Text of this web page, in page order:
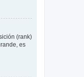
(rank)
es